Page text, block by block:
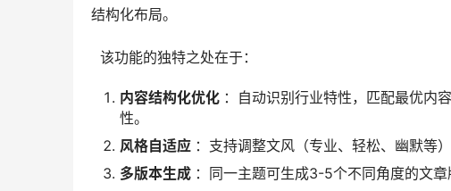
结构化布局。
  该功能的独特之处在于：
内容结构化优化 ：自动识别行业特性，匹配最优内
性。
风格自适应 ：支持调整文风（专业、轻松、幽默等
多版本生成 ：同一主题可生成3-5个不同角度的文章